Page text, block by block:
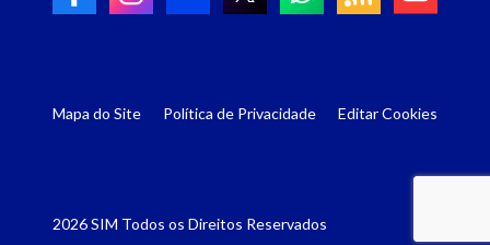
Mapa do Site Política de Privacidade Editar Cookies
2026 SIM Todos os Direitos Reservados